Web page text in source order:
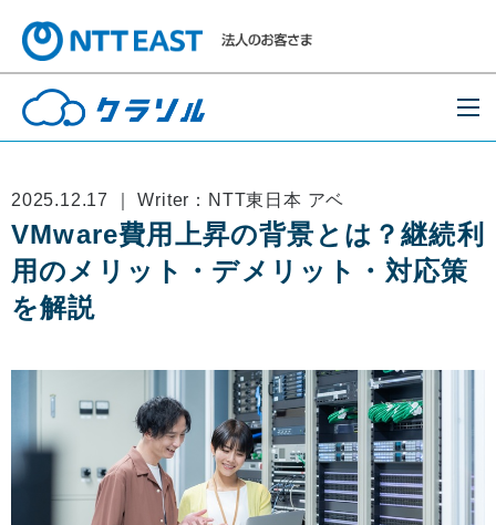
2025.12.17 ｜ Writer：NTT東日本 アベ
VMware費用上昇の背景とは？継続利
用のメリット・デメリット・対応策
を解説